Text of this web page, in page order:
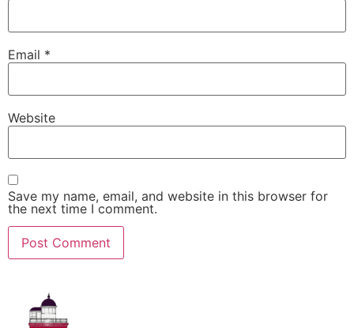
Email *
Website
Save my name, email, and website in this browser for
the next time I comment.